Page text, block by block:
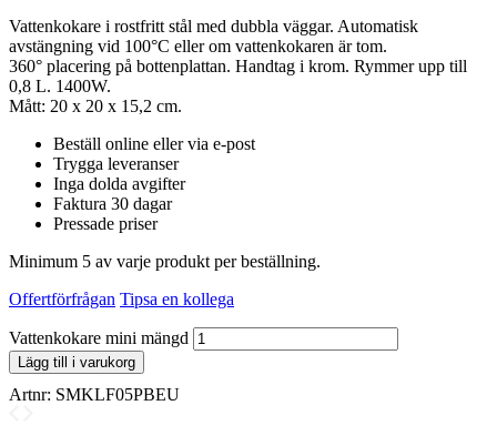
Vattenkokare i rostfritt stål med dubbla väggar. Automatisk
avstängning vid 100°C eller om vattenkokaren är tom.
360° placering på bottenplattan. Handtag i krom. Rymmer upp till
0,8 L. 1400W.
Mått: 20 x 20 x 15,2 cm.
Beställ online eller via e-post
Trygga leveranser
Inga dolda avgifter
Faktura 30 dagar
Pressade priser
Minimum 5 av varje produkt per beställning.
Offertförfrågan Tipsa en kollega
Vattenkokare mini mängd
Lägg till i varukorg
Artnr: SMKLF05PBEU